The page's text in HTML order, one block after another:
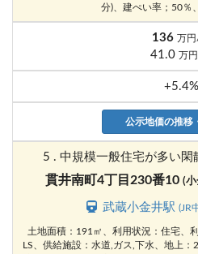
分)、建ぺい率；50％
136 万
41.0 万
+5.4%
公示地価の推移
5 . 中規模一般住宅が多い
貫井南町4丁目230番10 (小
武蔵小金井駅 (JR
土地面積：191㎡、利用状況：住宅、
LS、供給施設：水道,ガス,下水、地上：